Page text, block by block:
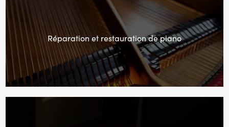
Réparation et restauration de piano